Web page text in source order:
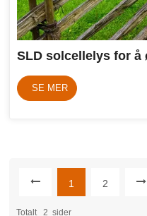
SLD solcellelys for å
SE MER
1 2
Totalt 2 Sider